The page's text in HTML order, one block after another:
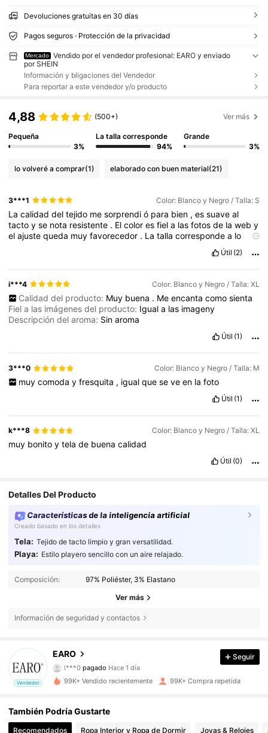
Devoluciones gratuitas en 30 días
Pagos seguros · Protección de la privacidad
Mercado
Vendido por el vendedor profesional: EARO y enviado
por SHEIN
Información y bligaciones del Vendedor
Para reportar a este vendedor y/o producto
4,88 (500+) Ver más
Pequeña
3%
La talla corresponde
94%
Grande
3%
lo volveré a comprar(1) elaborado con buen material(21)
3***1 Color: Blanco y Negro / Talla: S
Lacalidaddeltejido mesorprendió para bien ,essuaveal
tactoyse nota resistente . Elcoloresfiela lasfotosde laweby
elajustequeda muyfavorecedor . Latallacorrespondea lo
Útil (2)
i***4 Color: Blanco y Negro / Talla: XL
Calidad del producto: Muy buena . Me encanta como sienta
Fiel a las imágenes del producto: Iguala las imageny
Descripción del aroma: Sinaroma
Útil (1)
3***0 Color: Blanco y Negro / Talla: M
muy comoda y fresquita , igual que se ve en la foto
Útil (1)
k***8 Color: Blanco y Negro / Talla: XL
muy bonitoytelade buenacalidad
Útil (0)
Detalles Del Producto
Características de la inteligencia artificial
Creado basado en los detalles
Tela: Tejido de tacto limpio y gran versatilidad.
Playa: Estilo playero sencillo con un aire relajado.
Composición: 97% Poliéster, 3% Elastano
Ver más
Información de seguridad y contactos
Vendedor
EARO
4,78
57K Seguidores
2***2seguido hace Hace 8 horas
57K Seguidores
Seguir
99K+ Vendido recientemente 99K+ Compra repetida
También Podría Gustarte
Recomendados Ropa Interior y Ropa de Dormir Joyas & Relojes